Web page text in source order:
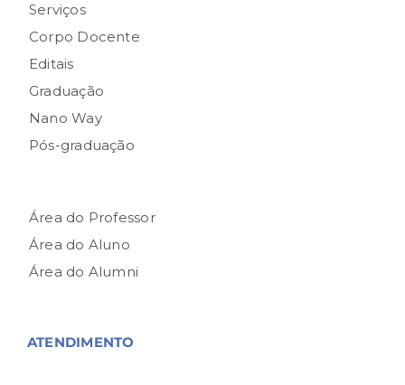
Serviços
Corpo Docente
Editais
Graduação
Nano Way
Pós-graduação
Área do Professor
Área do Aluno
Área do Alumni
ATENDIMENTO